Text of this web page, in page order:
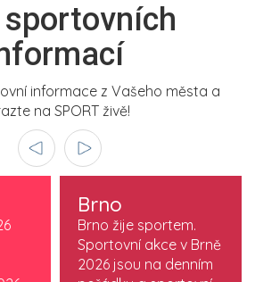
sportovních
informace z Vašeho města a
na SPORT živě!
Brno
Brno žije sportem.
Sportovní akce v Brně
2026 jsou na denním